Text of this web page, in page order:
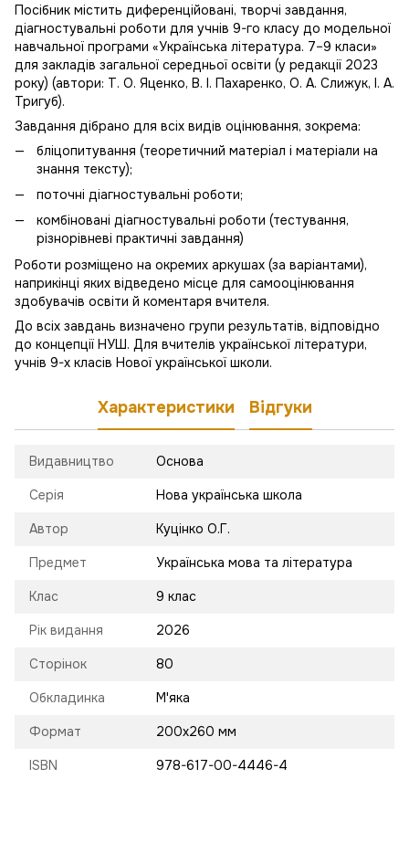
Посібник містить диференційовані, творчі завдання,
діагностувальні роботи для учнів 9-го класу до модельної
навчальної програми «Українська література. 7–9 класи»
для закладів загальної середньої освіти (у редакції 2023
року) (автори: Т. О. Яценко, В. І. Пахаренко, О. А. Слижук, І. А.
Тригуб).
Завдання дібрано для всіх видів оцінювання, зокрема:
бліцопитування (теоретичний матеріал і матеріали на
знання тексту);
поточні діагностувальні роботи;
комбіновані діагностувальні роботи (тестування,
різнорівневі практичні завдання)
Роботи розміщено на окремих аркушах (за варіантами),
наприкінці яких відведено місце для самооцінювання
здобувачів освіти й коментаря вчителя.
До всіх завдань визначено групи результатів, відповідно
до концепції НУШ. Для вчителів української літератури,
учнів 9-х класів Нової української школи.
Характеристики Відгуки
Видавництво Основа
Серія Нова українська школа
Автор Куцінко О.Г.
Предмет Українська мова та література
Клас 9 клас
Рік видання 2026
Сторінок 80
Обкладинка М'яка
Формат 200х260 мм
ISBN 978-617-00-4446-4